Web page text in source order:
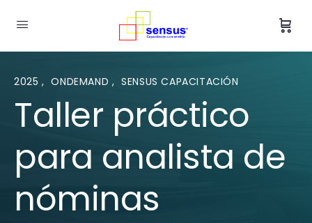
2025, ONDEMAND , SENSUS CAPACITACIÓN
Taller práctico
para analista de
nóminas